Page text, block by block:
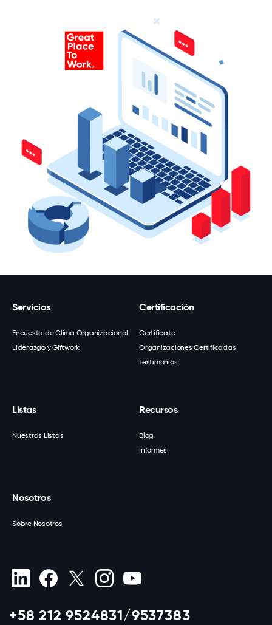
Servicios
Encuesta de Clima Organizacional
Liderazgo y Giftwork
Certificación
Certifícate
Organizaciones Certificadas
Testimonios
Listas
Nuestras Listas
Recursos
Blog
Informes
Nosotros
Sobre Nosotros
+58 212 9524831/9537383